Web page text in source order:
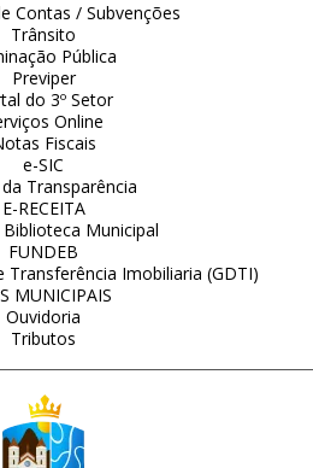
Contas / Subvenções
Trânsito
Pública
Previper
do 3º Setor
Online
Fiscais
e-SIC
Transparência
E-RECEITA
Municipal
FUNDEB
Transferência Imobiliaria (GDTI)
MUNICIPAIS
Ouvidoria
Tributos